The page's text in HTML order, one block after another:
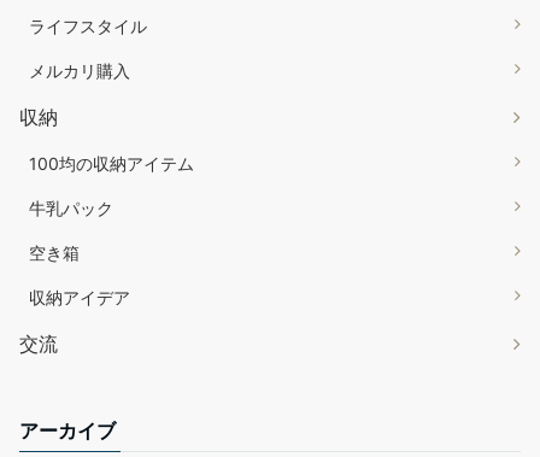
ライフスタイル
メルカリ購入
収納
100均の収納アイテム
牛乳パック
空き箱
収納アイデア
交流
アーカイブ